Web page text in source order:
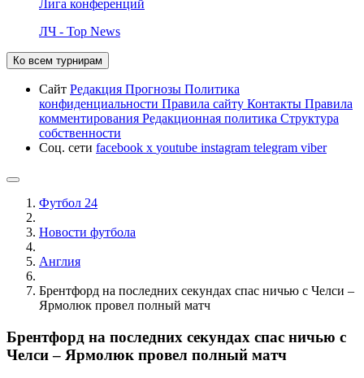
Лига конференций
ЛЧ - Top News
Ко всем турнирам
Сайт Редакция Прогнозы Политика
конфиденциальности Правила сайту Контакты Правила
комментирования Редакционная политика Структура
собственности
Соц. сети facebook x youtube instagram telegram viber
Футбол 24
Новости футбола
Англия
Брентфорд на последних секундах спас ничью с Челси –
Ярмолюк провел полный матч
Брентфорд на последних секундах спас ничью с
Челси – Ярмолюк провел полный матч